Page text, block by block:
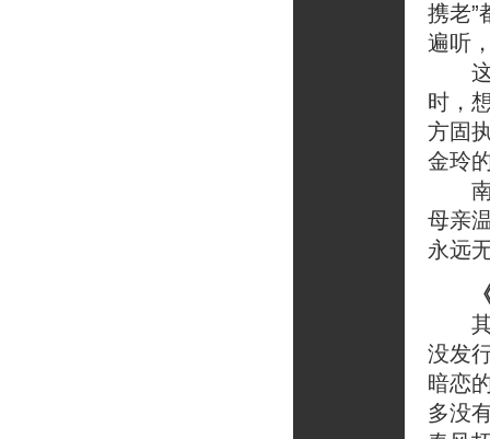
携老”
遍听
这
时，
方固
金玲
南
母亲
永远
其
没发
暗恋
多没